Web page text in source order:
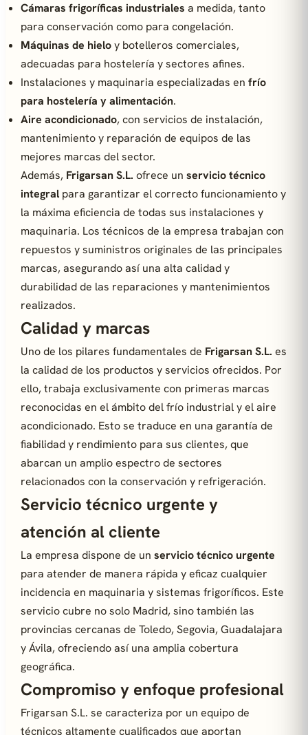
Cámaras frigoríficas industriales a medida, tanto
para conservación como para congelación.
Máquinas de hieloy botelleros comerciales,
adecuadas para hostelería y sectores afines.
Instalaciones y maquinaria especializadas en frío
para hostelería y alimentación.
Aire acondicionado, con servicios de instalación,
mantenimiento y reparación de equipos de las
mejores marcas del sector.
Además, Frigarsan S.L. ofrece un servicio técnico
integral para garantizar el correcto funcionamiento y
la máxima eficiencia de todas sus instalaciones y
maquinaria. Los técnicos de la empresa trabajan con
repuestos y suministros originales de las principales
marcas, asegurando así una alta calidad y
durabilidad de las reparaciones y mantenimientos
realizados.
Calidad y marcas
Uno de los pilares fundamentales de Frigarsan S.L. es
la calidad de los productos y servicios ofrecidos. Por
ello, trabaja exclusivamente con primeras marcas
reconocidas en el ámbito del frío industrial y el aire
acondicionado. Esto se traduce en una garantía de
fiabilidad y rendimiento para sus clientes, que
abarcan un amplio espectro de sectores
relacionados con la conservación y refrigeración.
Servicio técnico urgente y
atención al cliente
La empresa dispone de un servicio técnico urgente
para atender de manera rápida y eficaz cualquier
incidencia en maquinaria y sistemas frigoríficos. Este
servicio cubre no solo Madrid, sino también las
provincias cercanas de Toledo, Segovia, Guadalajara
y Ávila, ofreciendo así una amplia cobertura
geográfica.
Compromiso y enfoque profesional
Frigarsan S.L. se caracteriza por un equipo de
técnicos altamente cualificados que aportan